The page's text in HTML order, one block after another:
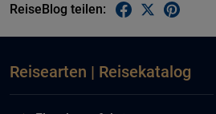
ReiseBlog teilen:
Reisearten | Reisekatalog